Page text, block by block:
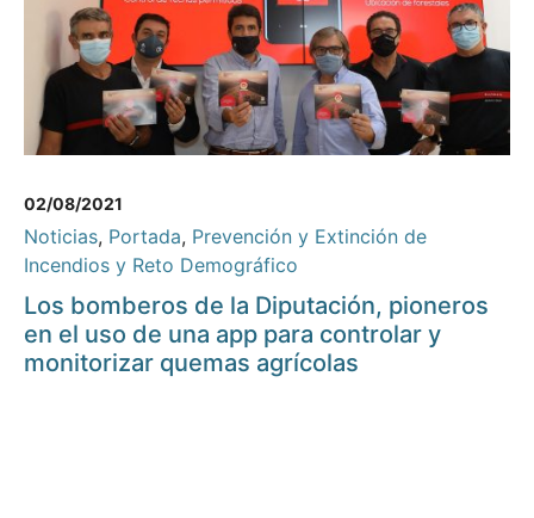
02/08/2021
Noticias, Portada, Prevención y Extinción de
Incendios y Reto Demográfico
Los bomberos de la Diputación, pioneros
en el uso de una app para controlar y
monitorizar quemas agrícolas